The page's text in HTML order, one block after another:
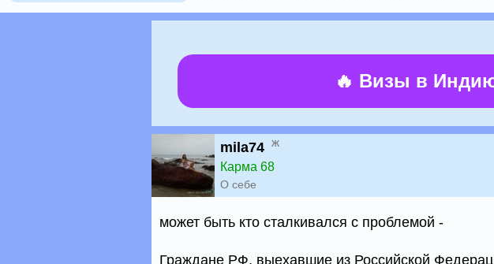
🔥 Визы в
mila74 ж
Карма 68
О себе
может быть кто сталкивался с проблемой -
Граждане РФ, выехавшие из Российской